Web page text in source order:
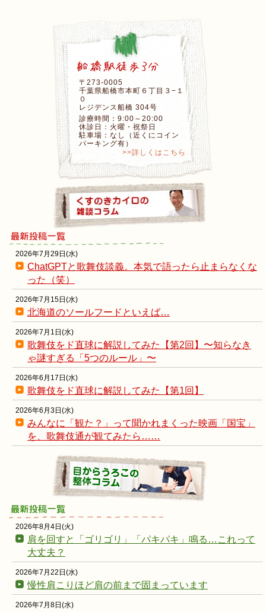
〒273-0005
千葉県船橋市本町６丁目３−１
０
レジデンス船橋 304号
診療時間：9:00～20:00
休診日：火曜・祝祭日
駐車場：なし（近くにコイン
パーキング有）
>>詳しくはこちら
2026年7月29日(水)
ChatGPTと歌舞伎談義。本気で語ったら止まらなくな
った（笑）
2026年7月15日(水)
北海道のソールフードといえば…
2026年7月1日(水)
歌舞伎をド直球に解説してみた【第2回】〜知らなき
ゃ謎すぎる「5つのルール」〜
2026年6月17日(水)
歌舞伎をド直球に解説してみた【第1回】
2026年6月3日(水)
みんなに「観た？」って聞かれまくった映画「国宝」
を、歌舞伎通が観てみたら……
2026年8月4日(火)
肩を回すと「ゴリゴリ」「パキパキ」鳴る…これって
大丈夫？
2026年7月22日(水)
慢性肩こりほど肩の前まで固まっています
2026年7月8日(水)